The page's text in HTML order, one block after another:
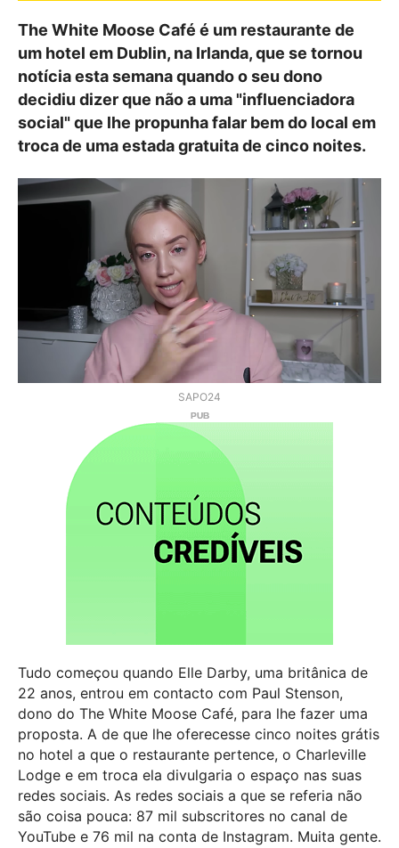
The White Moose Café é um restaurante de
um hotel em Dublin, na Irlanda, que se tornou
notícia esta semana quando o seu dono
decidiu dizer que não a uma "influenciadora
social" que lhe propunha falar bem do local em
troca de uma estada gratuita de cinco noites.
SAPO24
Tudo começou quando Elle Darby, uma britânica de
22 anos, entrou em contacto com Paul Stenson,
dono do The White Moose Café, para lhe fazer uma
proposta. A de que lhe oferecesse cinco noites grátis
no hotel a que o restaurante pertence, o Charleville
Lodge e em troca ela divulgaria o espaço nas suas
redes sociais. As redes sociais a que se referia não
são coisa pouca: 87 mil subscritores no canal de
YouTube e 76 mil na conta de Instagram. Muita gente.